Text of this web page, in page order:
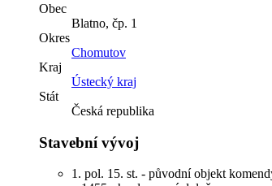
Obec
Blatno, čp. 1
Okres
Chomutov
Kraj
Ústecký kraj
Stát
Česká republika
Stavební vývoj
1. pol. 15. st. - původní objekt